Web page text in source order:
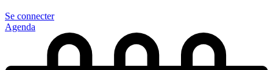
Se connecter
Agenda